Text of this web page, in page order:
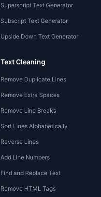
Superscript Text Generator
Subscript Text Generator
Upside Down Text Generator
Text Cleaning
Remove Duplicate Lines
Remove Extra Spaces
Remove Line Breaks
Sort Lines Alphabetically
Reverse Lines
Add Line Numbers
Find and Replace Text
Remove HTML Tags